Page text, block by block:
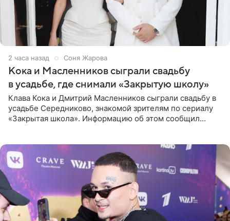
2 часа назад Соня Жарова
Кока и Масленников сыграли свадьбу
в усадьбе, где снимали «Закрытую школу»
Клава Кока и Дмитрий Масленников сыграли свадьбу в
усадьбе Середниково, знакомой зрителям по сериалу
«Закрытая школа». Информацию об этом сообщил